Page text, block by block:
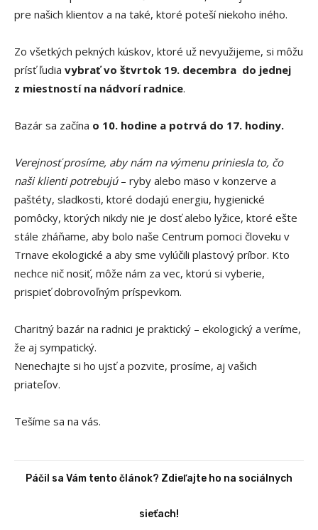
pre našich klientov a na také, ktoré poteší niekoho iného.
Zo všetkých pekných kúskov, ktoré už nevyužijeme, si môžu
prísť ľudia vybrať vo štvrtok 19. decembra do jednej
z miestností na nádvorí radnice.
Bazár sa začína o 10. hodine a potrvá do 17. hodiny.
Verejnosť prosíme, aby nám na výmenu priniesla to, čo
naši klienti potrebujú– ryby alebo mäso v konzerve a
paštéty, sladkosti, ktoré dodajú energiu, hygienické
pomôcky, ktorých nikdy nie je dosť alebo lyžice, ktoré ešte
stále zháňame, aby bolo naše Centrum pomoci človeku v
Trnave ekologické a aby sme vylúčili plastový príbor. Kto
nechce nič nosiť, môže nám za vec, ktorú si vyberie,
prispieť dobrovoľným príspevkom.
Charitný bazár na radnici je praktický – ekologický a veríme,
že aj sympatický.
Nenechajte si ho ujsť a pozvite, prosíme, aj vašich
priateľov.
Tešíme sa na vás.
Páčil sa Vám tento článok? Zdieľajte ho na sociálnych
sieťach!